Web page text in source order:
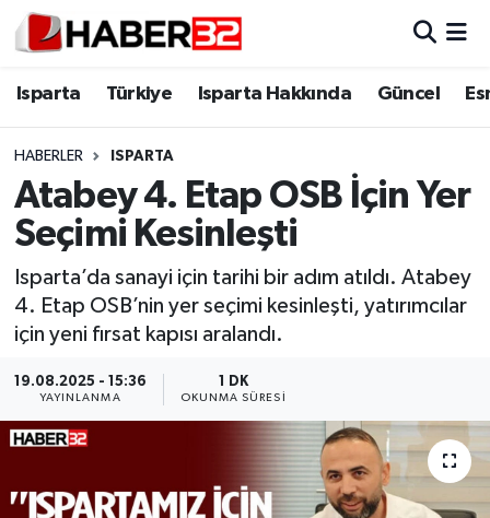
Isparta Türkiye Isparta Hakkında Güncel
HABERLER ISPARTA
Atabey 4. Etap OSB İçin Yer
Seçimi Kesinleşti
Isparta’da sanayi için tarihi bir adım atıldı. Atabey
4. Etap OSB’nin yer seçimi kesinleşti, yatırımcılar
için yeni fırsat kapısı aralandı.
19.08.2025 - 15:36
YAYINLANMA
1 DK
OKUNMA SÜRESI
Isparta
Esnaf Diyor ki;
ASAYİŞ
BİLİM VE TEKNOLOJİ
GENEL
Isparta Nöbetçi Eczaneler
Isparta Trafik Yoğunluk Haritası
Süper Lig Puan Durumu ve Fikstür
Tüm Manşetler
Haber Arşivi